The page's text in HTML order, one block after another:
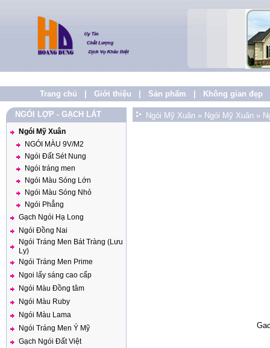
Trang chủ Giới thiệu Sản phẩm Không gian đẹp
NGÓI LỢP - GẠCH LÁT
Ngói Mỹ Xuân
NGÓI MÀU 9V/M2
Ngói Đất Sét Nung
Ngói tráng men
Ngói Màu Sóng Lớn
Ngói Màu Sóng Nhỏ
Ngói Phẳng
Gạch Ngói Hạ Long
Ngói Đồng Nai
Ngói Tráng Men Bát Tràng (Lưu
Ly)
Ngói Tráng Men Prime
Ngoi lấy sáng cao cấp
Ngói Màu Đồng tâm
Ngói Màu Ruby
Ngói Màu Lama
Ngói Tráng Men Ý Mỹ
Gạch Ngói Đất Việt
Ngói Mỹ Xuân » Ngói Mỹ Xuân »